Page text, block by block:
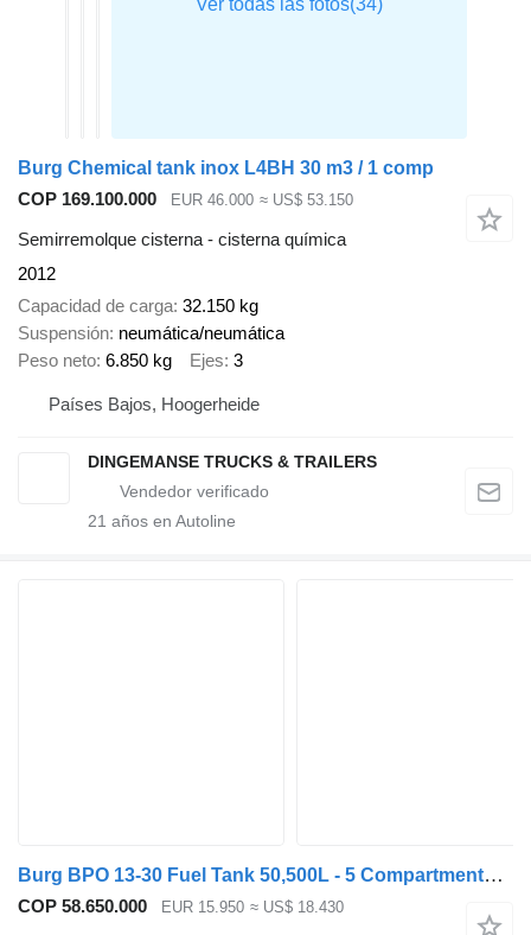
Burg Chemical tank inox L4BH 30 m3 / 1 comp
COP 169.100.000
EUR 46.000 ≈ US$ 53.150
Semirremolque cisterna - cisterna química
2012
Capacidad de carga 32.150 kg
Suspensión neumática/neumática
Peso neto 6.850 kg Ejes 3
Países Bajos, Hoogerheide
DINGEMANSE TRUCKS & TRAILERS
21 años en Autoline
Burg BPO 13-30 Fuel Tank 50,500L - 5 Compartments - 2x Lift Axle - 3
COP 58.650.000 EUR 15.950 ≈ US$ 18.430